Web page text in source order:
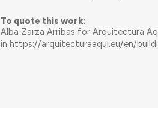
To quote this work:
Alba Zarza Arribas for Arquitectura
inhttps://arquitecturaaqui.eu/en/